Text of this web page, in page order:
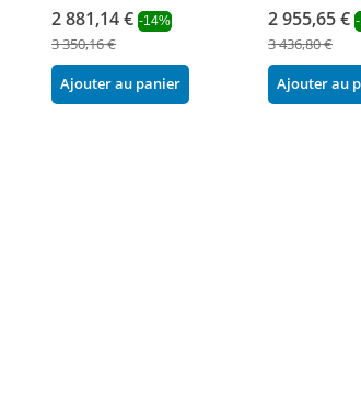
2 881,14 € -14%
3 350,16 €
Ajouter au panier
2 955,65 €
3 436,80 €
Ajouter au